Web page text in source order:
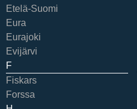
Etelä-Suomi
Eura
Eurajoki
Evijärvi
F
Fiskars
Forssa